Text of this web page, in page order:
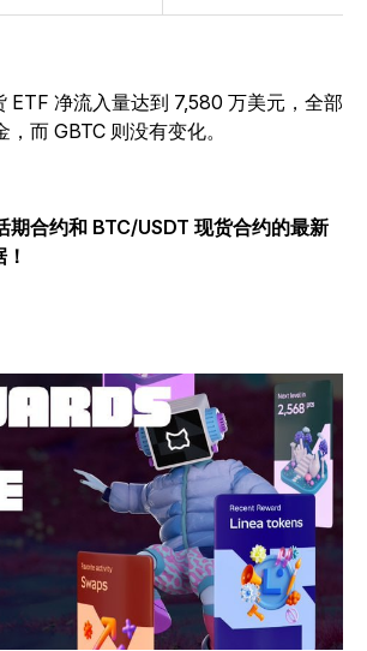
ETF 净流入量达到 7,580 万美元，全部
而 GBTC 则没有变化。
期合约和 BTC/USDT 现货合约的最新